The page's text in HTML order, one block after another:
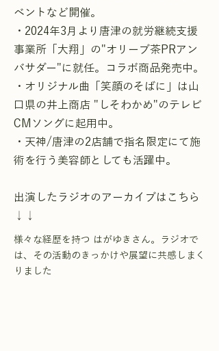
ベントなど開催。
・2024年3月より唐津の就労継続支援
事業所「大翔」の"オリーブ茶PRアン
バサダー"に就任。コラボ商品発売中。
・オリジナル曲「笑顔のそばに」は山
口県の井上商店 "しそわかめ"のテレビ
CMソングに起用中。
・天神/唐津の2店舗で指名限定にて施
術を行う美容師としても活躍中。
出演したラジオのアーカイブはこちら
↓↓
様々な経歴を持つ はがゆきさん。ラジオで
は、その活動のきっかけや展望に共感しまく
りました